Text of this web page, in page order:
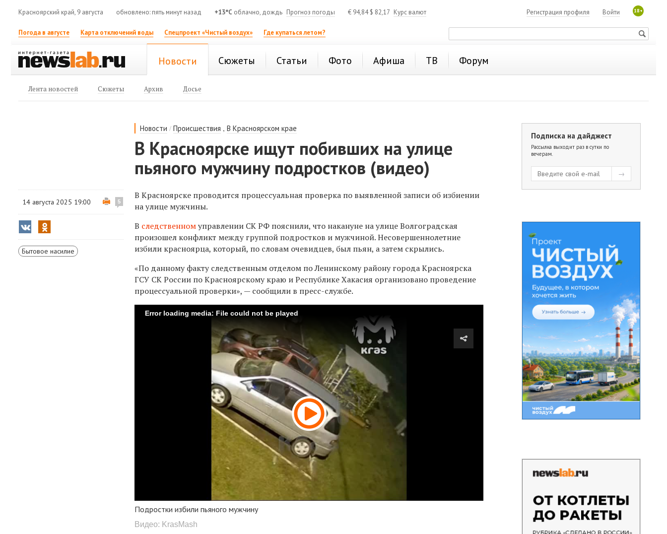
Красноярский край, 9 августа обновлено: пять минут назад +13°C облачно, дождь Прогноз погоды € 94,84$ 82,17 Курс валют 18+
Войти
Регистрация профиля
Погода в августе Карта отключений воды Спецпроект «Чистый воздух» Где купаться летом?
Новости Сюжеты Статьи Фото Афиша ТВ Форум
Лента новостей Сюжеты Архив Досье
Новости /Происшествия ,В Красноярском крае
В Красноярске ищут побивших на улице
пьяного мужчину подростков (видео)
14 августа 2025 19:00 5
Бытовое насилие
В Красноярске проводится процессуальная проверка по выявленной записи об избиении
на улице мужчины.
В следственномуправлении СК РФ пояснили, что накануне на улице Волгоградская
произошел конфликт между группой подростков и мужчиной. Несовершеннолетние
избили красноярца, который, по словам очевидцев, был пьян, а затем скрылись.
«По данному факту следственным отделом по Ленинскому району города Красноярска
ГСУ СК России по Красноярскому краю и Республике Хакасия организовано проведение
процессуальной проверки», — сообщили в пресс-службе.
Error loading media: File could not be played
Подростки избили пьяного мужчину
Видео: KrasMash
Подписка на дайджест
Рассылка выходит раз в сутки по
вечерам.